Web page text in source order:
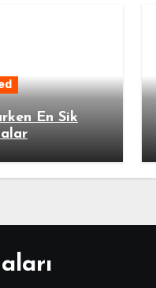
En Sik